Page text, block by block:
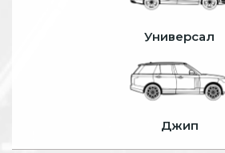
Универсал
Джип